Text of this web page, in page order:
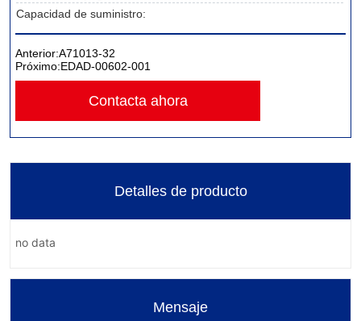
Capacidad de suministro:
Anterior:A71013-32
Próximo:EDAD-00602-001
Contacta ahora
Detalles de producto
no data
Mensaje